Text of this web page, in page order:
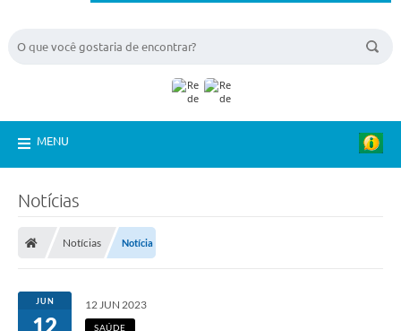
MENU
Notícias
Notícias Notícia
JUN
12
12 JUN 2023
SAÚDE